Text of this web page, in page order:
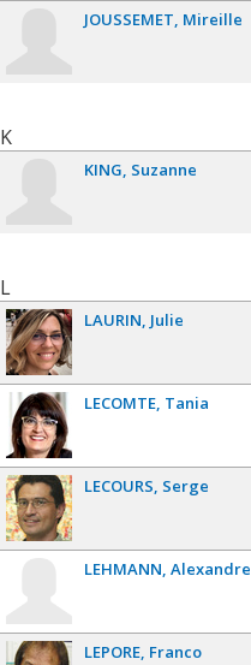
JOUSSEMET Mireille
K
KING Suzanne
L
LAURIN Julie
LECOMTE Tania
LECOURS Serge
LEHMANN Alexandre
LEPORE Franco